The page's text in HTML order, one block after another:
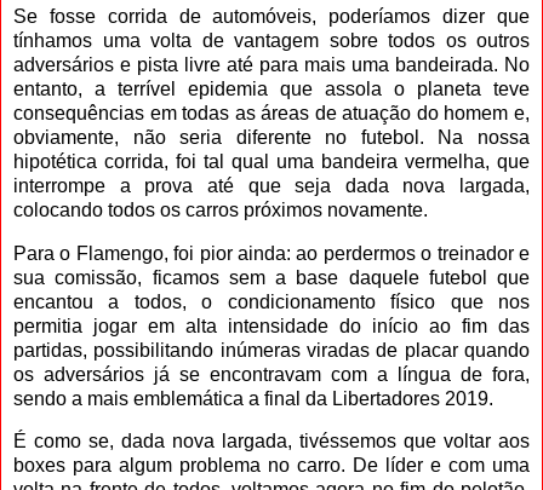
Se fosse corrida de automóveis, poderíamos dizer que
tínhamos uma volta de vantagem sobre todos os outros
adversários e pista livre até para mais uma bandeirada. No
entanto, a terrível epidemia que assola o planeta teve
consequências em todas as áreas de atuação do homem e,
obviamente, não seria diferente no futebol. Na nossa
hipotética corrida, foi tal qual uma bandeira vermelha, que
interrompe a prova até que seja dada nova largada,
colocando todos os carros próximos novamente.
Para o Flamengo, foi pior ainda: ao perdermos o treinador e
sua comissão, ficamos sem a base daquele futebol que
encantou a todos, o condicionamento físico que nos
permitia jogar em alta intensidade do início ao fim das
partidas, possibilitando inúmeras viradas de placar quando
os adversários já se encontravam com a língua de fora,
sendo a mais emblemática a final da Libertadores 2019.
É como se, dada nova largada, tivéssemos que voltar aos
boxes para algum problema no carro. De líder e com uma